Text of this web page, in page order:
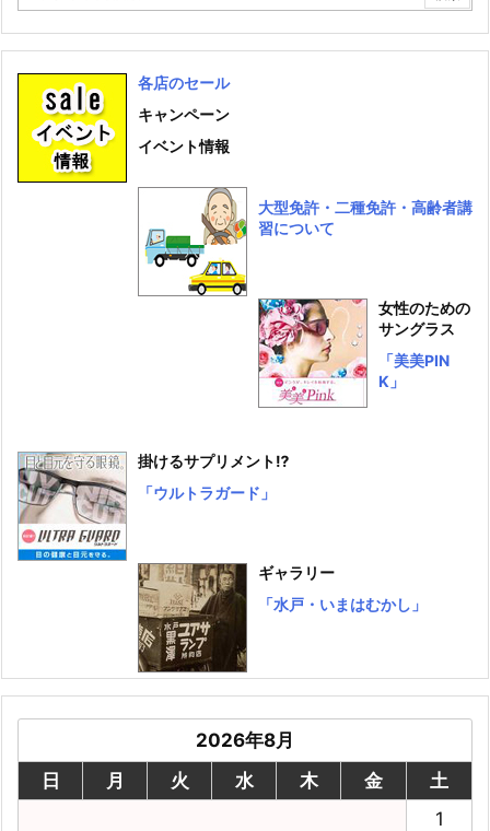
各店のセール
キャンペーン
イベント情報
大型免許・二種免許・高齢者講
習について
女性のための
サングラス
「美美PIN
K」
掛けるサプリメント⁉
「ウルトラガード」
ギャラリー
「水戸・いまはむかし」
2026年8月
日
月 火 水 木 金
土
1